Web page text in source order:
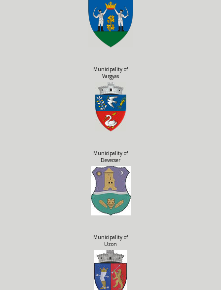
Municipality of
Vargyas
Municipality of
Devecser
Municipality of
Uzon